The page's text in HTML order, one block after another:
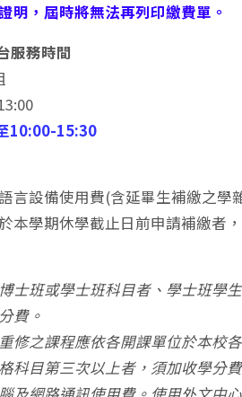
明，屆時將無法再列印繳費單。
服務時間
10:00-15:30
言設備使用費(含延畢生補繳之
本學期休學截止日前申請補繳者
士班或學士班科目者、學士班學
費。
修之課程應依各開課單位於本校
科目第三次以上者，須加收學分